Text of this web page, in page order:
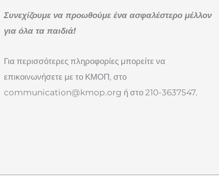
Συνεχίζουμε να προωθούμε ένα ασφαλέστερο μέλλον
για όλα τα παιδιά!
Για περισσότερες πληροφορίες μπορείτε να
επικοινωνήσετε με το ΚΜΟΠ, στο
communication@kmop.org ή στο 210-3637547.